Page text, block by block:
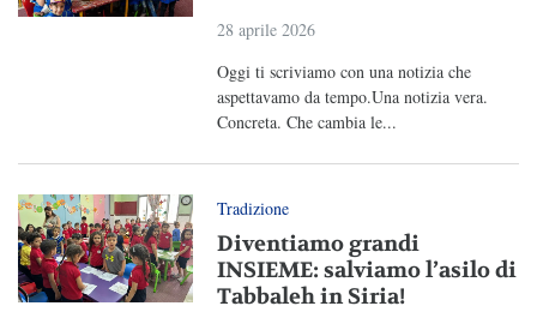
28 aprile 2026
Oggi ti scriviamo con una notizia che
aspettavamo da tempo.Una notizia vera.
Concreta. Che cambia le...
Tradizione
Diventiamo grandi
INSIEME: salviamo l’asilo di
Tabbaleh in Siria!